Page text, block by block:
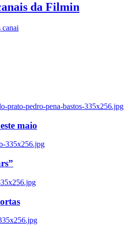
da Filmin
canai
prato-pedro-pena-bastos-335x256.jpg
maio
335x256.jpg